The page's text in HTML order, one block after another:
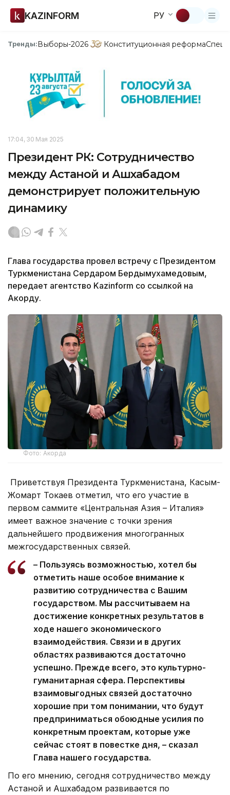
KAZINFORM РУ
Тренды:Выборы-2026 Конституционная реформа
17:04, 30 Мая 2025
Президент РК: Сотрудничество
между Астаной и Ашхабадом
демонстрирует положительную
динамику
Глава государства провел встречу с Президентом
Туркменистана Сердаром Бердымухамедовым,
передает агентство Kazinform со ссылкой на
Акорду.
Фото: Акорда
Приветствуя Президента Туркменистана, Касым-
Жомарт Токаев отметил, что его участие в
первом саммите «Центральная Азия – Италия»
имеет важное значение с точки зрения
дальнейшего продвижения многогранных
межгосударственных связей.
– Пользуясь возможностью, хотел бы
отметить наше особое внимание к
развитию сотрудничества с Вашим
государством. Мы рассчитываем на
достижение конкретных результатов в
ходе нашего экономического
взаимодействия. Связи и в других
областях развиваются достаточно
успешно. Прежде всего, это культурно-
гуманитарная сфера. Перспективы
взаимовыгодных связей достаточно
хорошие при том понимании, что будут
предприниматься обоюдные усилия по
конкретным проектам, которые уже
сейчас стоят в повестке дня, – сказал
Глава нашего государства.
По его мнению, сегодня сотрудничество между
Астаной и Ашхабадом развивается по